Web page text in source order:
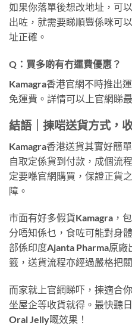
如果你落單後想改地址，可
出咗，就需要睇順豐係咪可
址正確。
Q：買多啲有冇運費優惠？
Kamagra香港官網不時推出
免運費。詳情可以上官網睇
結語｜揀啱送貨方式，
Kamagra香港送貨其實好簡
自取定係貨到付款，成個流
定要喺官網購買，保證正貨
障。
市面有好多假貨Kamagra，
分唔知係乜，食咗可能對身
部係印度Ajanta Pharma原
籤，送貨流程亦經過嚴格把關
而家就上官網睇吓，揀適合
坐屋企等收貨就得。最快聽
Oral Jelly嘅效果！